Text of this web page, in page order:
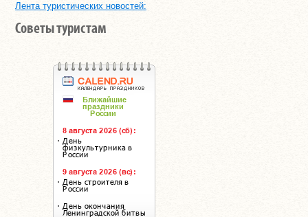
Лента туристических новостей:
Советы туристам